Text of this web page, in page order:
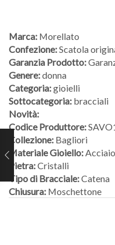
Marca: Morellato
Confezione:Scatola
Garanzia Prodotto:
Genere:donna
Categoria:gioielli
Sottocategoria: bracciali
Novità:
Codice Produttore:
Collezione: Bagliori
Materiale Gioiello:
Pietra:Cristalli
Tipo di Bracciale:Catena
Chiusura: Moschettone